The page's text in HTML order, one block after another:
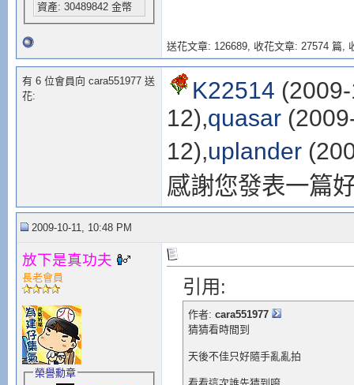
資產: 30489842 金幣
送花文章: 126689, 收花文章: 27574 篇,
有 6 位會員向 cara551977 送
花:
K22514
12),quasar
12),uplander
感謝您發表一篇
2009-10-11, 10:48 PM
放下是真功夫
長老會員
榮譽勳章
引用:
作者: cara551977
猜猜看時間到
天後不佳只好隨手亂亂拍